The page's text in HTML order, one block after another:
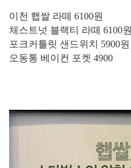
이천 햅쌀 라떼 6100원
체스트넛 블랙티 라떼 6100원
포크커틀릿 샌드위치 5900원
오동통 베이컨 포켓 4900